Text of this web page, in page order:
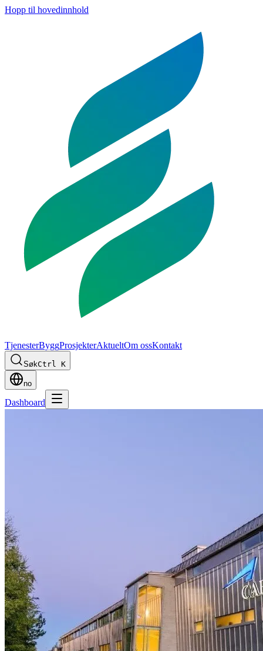
Hopp til hovedinnhold
TjenesterByggProsjekterAktueltOm ossKontakt
SøkCtrl K
no
Dashboard